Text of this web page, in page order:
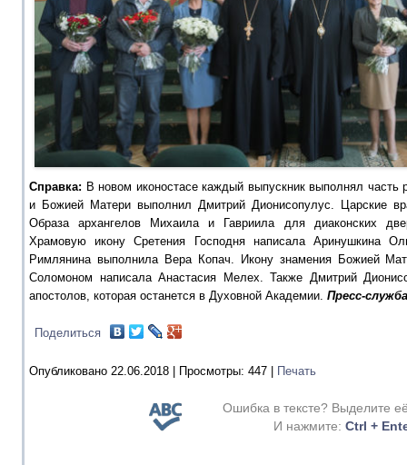
Справка: В новом иконостасе каждый выпускник выполнял
и Божией Матери выполнил Дмитрий Дионисопулус. Царские
Образа архангелов Михаила и Гавриила для диаконских
Храмовую икону Сретения Господня написала Аринушкина
Римлянина выполнила Вера Копач. Икону знамения Божией
Соломоном написала Анастасия Мелех. Также Дмитрий
апостолов, которая останется в Духовной Академии. Пресс-
Поделиться
Опубликовано 22.06.2018 | Просмотры: 447 Печать
Ошибка в тексте? Выделите
И нажмите: Ctrl +